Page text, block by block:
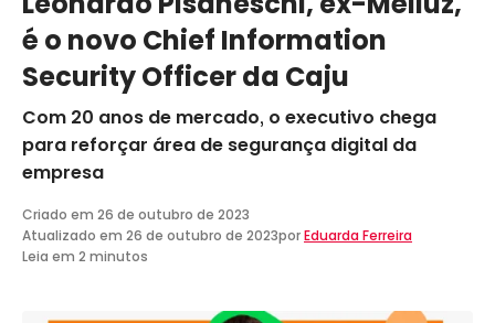
é o novo Chief Information
Security Officer da Caju
Com 20 anos de mercado, o executivo chega
para reforçar área de segurança digital da
empresa
Criado em 26 de outubro de 2023
Atualizado em 26 de outubro de 2023porEduarda Ferreira
Leia em 2 minutos